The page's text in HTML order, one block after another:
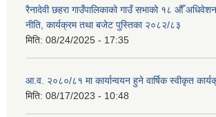
रैनादेवी छहरा गाउँपालिकाको गाउँ सभाको १८ औँ
नीति, कार्यक्रम तथा बजेट पुस्तिका २०८२/८३
मिति: 08/24/2025 - 17:35
आ.व. २०८०/८१ मा कार्यान्वयन हुने वार्षिक स्वीकृत
मिति: 08/17/2023 - 10:48